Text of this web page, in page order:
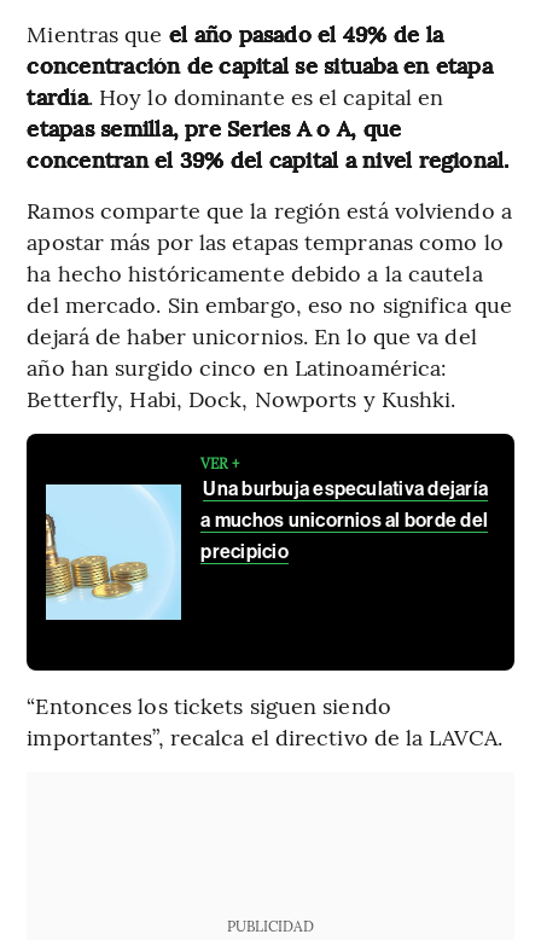
Mientras que el año pasado el 49% de la
concentración de capital se situaba en etapa
tardía. Hoy lo dominante es el capital en
etapas semilla, pre Series A o A, que
concentran el 39% del capital a nivel regional.
Ramos comparte que la región está volviendo a
apostar más por las etapas tempranas como lo
ha hecho históricamente debido a la cautela
del mercado. Sin embargo, eso no significa que
dejará de haber unicornios. En lo que va del
año han surgido cinco en Latinoamérica:
Betterfly, Habi, Dock, Nowports y Kushki.
VER +
Una burbuja especulativa dejaría
a muchos unicornios al borde del
precipicio
“Entonces los tickets siguen siendo
importantes”, recalca el directivo de la LAVCA.
PUBLICIDAD